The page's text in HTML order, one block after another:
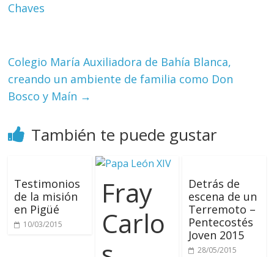
Chaves
Colegio María Auxiliadora de Bahía Blanca,
creando un ambiente de familia como Don
Bosco y Maín →
También te puede gustar
Testimonios
de la misión
en Pigüé
10/03/2015
Fray
Carlo
Detrás de
escena de un
Terremoto –
Pentecostés
Joven 2015
28/05/2015